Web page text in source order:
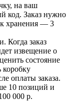
на ваш
код. Заказ нужно
хранения — 3
Когда заказ
извещение о
состояние
коробку
оплаты заказа.
10 позиций и
000 р.